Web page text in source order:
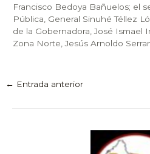
Francisco Bedoya Bañuelos; el
Pública, General Sinuhé Téllez
de la Gobernadora, José Ismael
Zona Norte, Jesús Arnoldo
← Entrada anterior